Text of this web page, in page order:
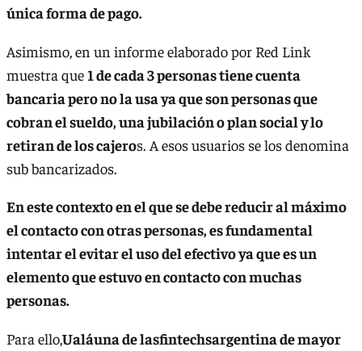
única forma de pago.
Asimismo, en un informe elaborado por Red Link
muestra que1 de cada 3 personas tiene cuenta
bancaria pero no la usa ya que son personas que
cobran el sueldo, una jubilación o plan social y lo
retiran de los cajeros. A esos usuarios se los denomina
sub bancarizados.
En este contexto en el que se debe reducir al máximo
el contacto con otras personas, es fundamental
intentar el evitar el uso del efectivo ya que es un
elemento que estuvo en contacto con muchas
personas.
Para ello,Ualáuna de lasfintechsargentina de mayor